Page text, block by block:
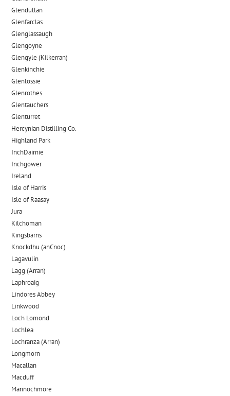
Glendullan
Glenfarclas
Glenglassaugh
Glengoyne
Glengyle (Kilkerran)
Glenkinchie
Glenlossie
Glenrothes
Glentauchers
Glenturret
Hercynian Distilling Co.
Highland Park
InchDairnie
Inchgower
Ireland
Isle of Harris
Isle of Raasay
Jura
Kilchoman
Kingsbarns
Knockdhu (anCnoc)
Lagavulin
Lagg (Arran)
Laphroaig
Lindores Abbey
Linkwood
Loch Lomond
Lochlea
Lochranza (Arran)
Longmorn
Macallan
Macduff
Mannochmore